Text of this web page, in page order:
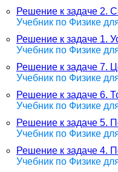
Решение к задаче 2.
Учебник по Физике
Решение к задаче 1.
Учебник по Физике
Решение к задаче 7.
Учебник по Физике
Решение к задаче 6.
Учебник по Физике
Решение к задаче 5.
Учебник по Физике
Решение к задаче 4.
Учебник по Физике